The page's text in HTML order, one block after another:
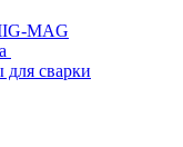
MAG
сварки